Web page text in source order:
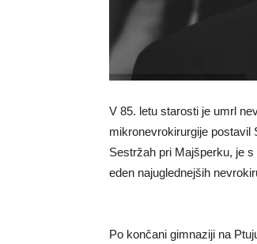
V 85. letu starosti je umrl
mikronevrokirurgije postavil
Sestržah pri Majšperku, je
eden najuglednejših
Po končani gimnaziji na